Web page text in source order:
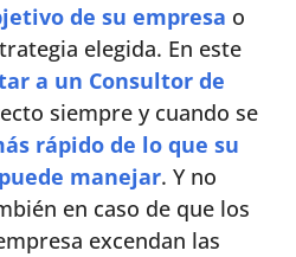
de su empresa o
elegida. En este
a un Consultor de
siempre y cuando se
rápido de lo que su
manejar. Y no
en caso de que los
excendan las